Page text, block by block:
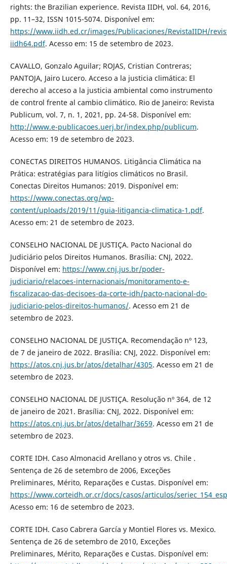
rights: the Brazilian experience. Revista IIDH, vol. 64, 2016,
pp. 11–32, ISSN 1015-5074. Disponível em:
https://www.iidh.ed.cr/images/Publicaciones/RevistaIIDH/
iidh64.pdf. Acesso em: 15 de setembro de 2023.
CAVALLO, Gonzalo Aguilar; ROJAS, Cristian Contreras;
PANTOJA, Jairo Lucero. Acceso a la justicia climática: El
derecho al acceso a la justicia ambiental como instrumento
de control frente al cambio climático. Rio de Janeiro: Revista
Publicum, vol. 7, n. 1, 2021, pp. 24-58. Disponível em:
http://www.e-publicacoes.uerj.br/index.php/publicum.
Acesso em: 19 de setembro de 2023.
CONECTAS DIREITOS HUMANOS. Litigância Climática na
Prática: estratégias para litígios climáticos no Brasil.
Conectas Direitos Humanos: 2019. Disponível em:
https://www.conectas.org/wp-
content/uploads/2019/11/guia-litigancia-climatica-1.pdf.
Acesso em: 21 de setembro de 2023.
CONSELHO NACIONAL DE JUSTIÇA. Pacto Nacional do
Judiciário pelos Direitos Humanos. Brasília: CNJ, 2022.
Disponível em: https://www.cnj.jus.br/poder-
judiciario/relacoes-internacionais/monitoramento-e-
fiscalizacao-das-decisoes-da-corte-idh/pacto-nacional-do-
judiciario-pelos-direitos-humanos/. Acesso em 21 de
setembro de 2023.
CONSELHO NACIONAL DE JUSTIÇA. Recomendação nº 123,
de 7 de janeiro de 2022. Brasília: CNJ, 2022. Disponível em:
https://atos.cnj.jus.br/atos/detalhar/4305. Acesso em 21 de
setembro de 2023.
CONSELHO NACIONAL DE JUSTIÇA. Resolução nº 364, de 12
de janeiro de 2021. Brasília: CNJ, 2022. Disponível em:
https://atos.cnj.jus.br/atos/detalhar/3659. Acesso em 21 de
setembro de 2023.
CORTE IDH. Caso Almonacid Arellano y otros vs. Chile .
Sentença de 26 de setembro de 2006, Exceções
Preliminares, Mérito, Reparações e Custas. Disponível em:
https://www.corteidh.or.cr/docs/casos/articulos/
Acesso em: 16 de setembro de 2023.
CORTE IDH. Caso Cabrera García y Montiel Flores vs. Mexico.
Sentença de 26 de setembro de 2010, Exceções
Preliminares, Mérito, Reparações e Custas. Disponível em: